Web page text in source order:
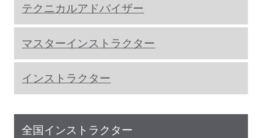
テクニカルアドバイザー
マスターインストラクター
インストラクター
全国インストラクター